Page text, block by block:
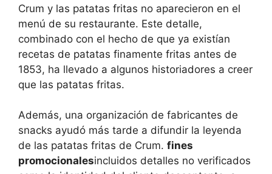
Crum y las patatas fritas no aparecieron en el
menú de su restaurante. Este detalle,
combinado con el hecho de que ya existían
recetas de patatas finamente fritas antes de
1853, ha llevado a algunos historiadores a creer
que las patatas fritas.
Además, una organización de fabricantes de
snacks ayudó más tarde a difundir la leyenda
de las patatas fritas de Crum. fines
promocionalesincluidos detalles no verificados